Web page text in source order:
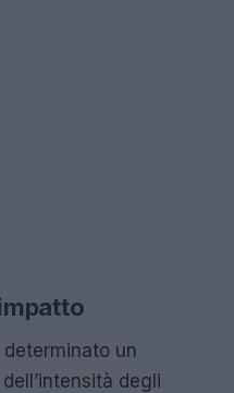
un
degli